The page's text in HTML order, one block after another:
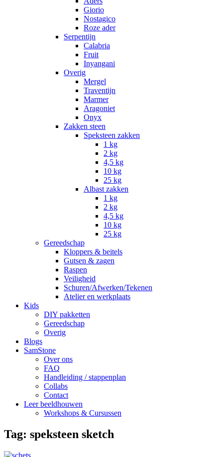
Giorio
Nostagico
Roze ader
Serpentijn
Calabria
Fruit
Inyangani
Overig
Mergel
Traventijn
Marmer
Aragoniet
Onyx
Zakken steen
Speksteen zakken
1 kg
2 kg
4,5 kg
10 kg
25 kg
Albast zakken
1 kg
2 kg
4,5 kg
10 kg
25 kg
Gereedschap
Kloppers & beitels
Gutsen & zagen
Raspen
Veiligheid
Schuren/Afwerken/Tekenen
Atelier en werkplaats
Kids
DIY pakketten
Gereedschap
Overig
Blogs
SamStone
Over ons
FAQ
Handleiding / stappenplan
Collabs
Contact
Leer beeldhouwen
Workshops & Cursussen
Tag: speksteen sketch